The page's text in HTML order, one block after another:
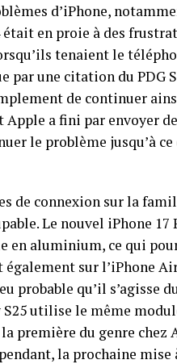
d’iPhone,
était en proie à des
tenaient le
par une citation du PDG
de continuer
Apple a fini par envoyer
le problème jusqu’à
de connexion sur la
Le nouvel iPhone
en aluminium, ce qui
sur l’iPhone
probable qu’il s’agisse
utilise le même
première du genre chez
la prochaine mise